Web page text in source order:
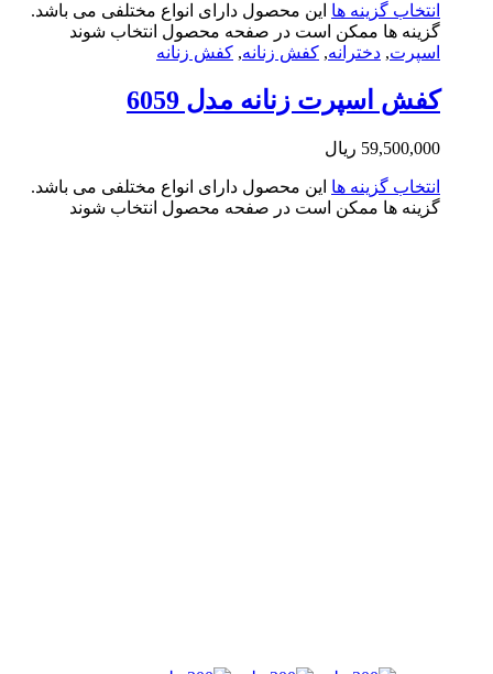
گزینه ها این محصول دارای انواع مختلفی می باشد.
ها ممکن است در صفحه محصول انتخاب شوند
دخترانه, کفش زنانه,کفش زنانه
اسپرت زنانه مدل 6059
ریال
گزینه ها این محصول دارای انواع مختلفی می باشد.
ها ممکن است در صفحه محصول انتخاب شوند